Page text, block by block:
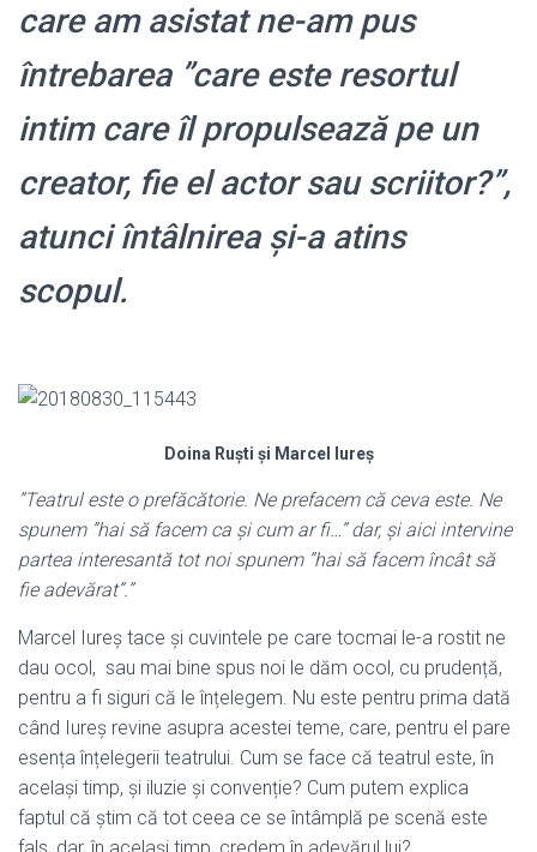
care am asistat ne-am pus
întrebarea ”care este resortul
intim care îl propulsează pe un
creator, fie el actor sau scriitor?”,
atunci întâlnirea și-a atins
scopul.
Doina Ruști și Marcel Iureș
”Teatrul este o prefăcătorie. Ne prefacem că ceva este. Ne
spunem ”hai să facem ca și cum ar fi…” dar, și aici intervine
partea interesantă tot noi spunem ”hai să facem încât să
fie adevărat”.”
Marcel Iureș tace și cuvintele pe care tocmai le-a rostit ne
dau ocol, sau mai bine spus noi le dăm ocol, cu prudență,
pentru a fi siguri că le înțelegem. Nu este pentru prima dată
când Iureș revine asupra acestei teme, care, pentru el pare
esența înțelegerii teatrului. Cum se face că teatrul este, în
același timp, și iluzie și convenție? Cum putem explica
faptul că știm că tot ceea ce se întâmplă pe scenă este